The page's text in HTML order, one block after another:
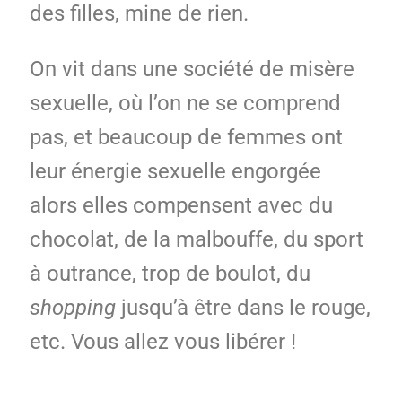
des filles, mine de rien.
On vit dans une société de misère
sexuelle, où l’on ne se comprend
pas, et beaucoup de femmes ont
leur énergie sexuelle engorgée
alors elles compensent avec du
chocolat, de la malbouffe, du sport
à outrance, trop de boulot, du
shoppingjusqu’à être dans le rouge,
etc. Vous allez vous libérer !